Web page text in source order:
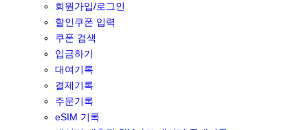
회원가입/로그인
할인쿠폰 입력
쿠폰 검색
입금하기
대여기록
결제기록
주문기록
eSIM 기록
일본 eSIM
한국 eSIM
대만 eSIM
기타 아시아 eSIM
eSIM 개통 설명서
포켓와이파이&데이터 구매
포켓와이파이 구매
일본 DATA